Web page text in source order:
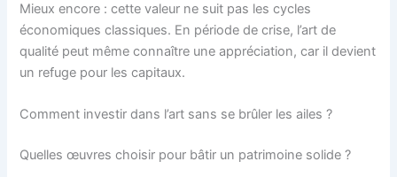
Mieux encore : cette valeur ne suit pas les cycles
économiques classiques. En période de crise, l’art de
qualité peut même connaître une appréciation, car il devient
un refuge pour les capitaux.
Comment investir dans l’art sans se brûler les ailes ?
Quelles œuvres choisir pour bâtir un patrimoine solide ?